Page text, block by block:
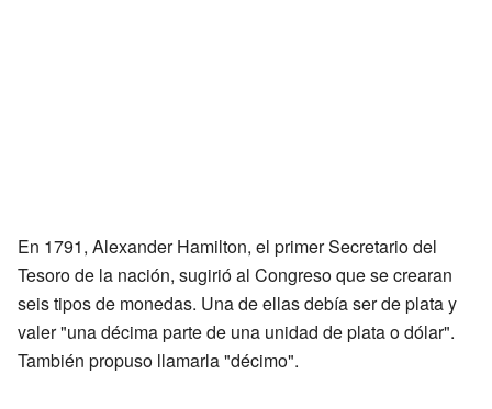
En 1791, Alexander Hamilton, el primer Secretario del
Tesoro de la nación, sugirió al Congreso que se crearan
seis tipos de monedas. Una de ellas debía ser de plata y
valer "una décima parte de una unidad de plata o dólar".
También propuso llamarla "décimo".